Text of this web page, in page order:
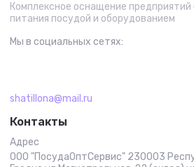
Комплексное оснащение
питания посудой и оборудованием
Мы в социальных сетях:
shatillona@mail.ru
Контакты
Адрес
ООО "ПосудаОптСервис" 230003